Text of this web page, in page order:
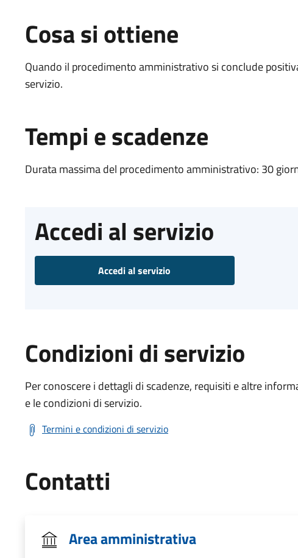
Cosa si ottiene
Quando il procedimento amministrativo si conclude
servizio.
Tempi e scadenze
Durata massima del procedimento amministrativo: 30
Accedi al servizio
Accedi al servizio
Condizioni di servizio
Per conoscere i dettagli di scadenze, requisiti e altre
e le condizioni di servizio.
Termini e condizioni di servizio
Contatti
Area amministrativa